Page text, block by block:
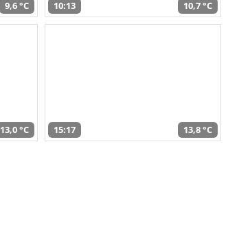
9,6 °C 10:13 10,7 °C
13,0 °C 15:17 13,8 °C